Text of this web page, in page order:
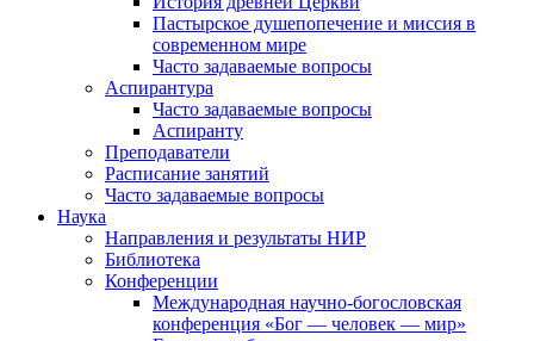
Пастырское душепопечение и миссия в
современном мире
Часто задаваемые вопросы
Аспирантура
Часто задаваемые вопросы
Аспиранту
Преподаватели
Расписание занятий
Часто задаваемые вопросы
Наука
Направления и результаты НИР
Библиотека
Конференции
Международная научно-богословская
конференция «Бог — человек — мир»